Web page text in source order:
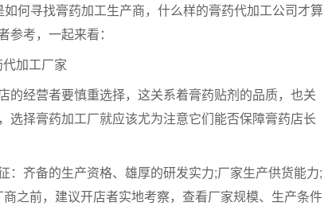
何寻找膏药加工生产商，什么样的膏药代加工公司才算
考，一起来看：
经营者要慎重选择，这关系着膏药贴剂的品质，也关
择膏药加工厂就应该尤为注意它们能否保障膏药店长
齐备的生产资格、雄厚的研发实力;厂家生产供货能力;
之前，建议开店者实地考察，查看厂家规模、生产条件